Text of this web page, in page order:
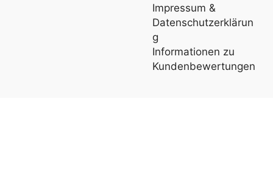
Impressum &
Datenschutzerklärun
g
Informationen zu
Kundenbewertungen